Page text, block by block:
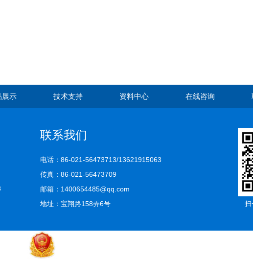
展示 技术支持 资料中心 在线咨询
联系我们
电话：86-021-56473713/13621915063
传真：86-021-56473709
邮箱：1400654485@qq.com
地址：宝翔路158弄6号
扫